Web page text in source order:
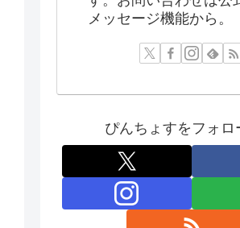
メッセージ機能から。
ぴんちょすをフォロ